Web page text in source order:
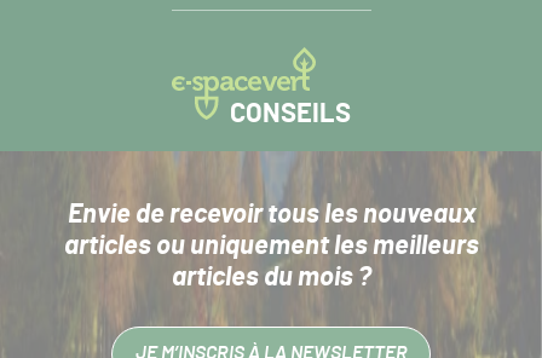
CONSEILS
Envie de recevoir tous les nouveaux
articlesou uniquement les meilleurs
articles du mois ?
JE M’INSCRIS À LA NEWSLETTER